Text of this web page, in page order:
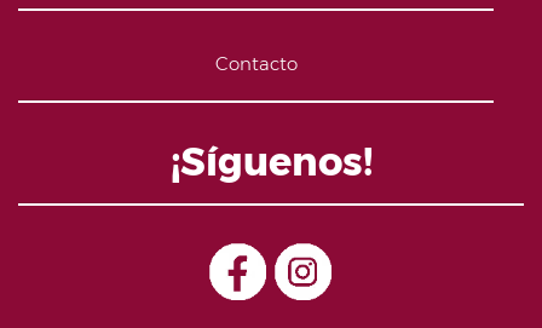
Contacto
¡Síguenos!